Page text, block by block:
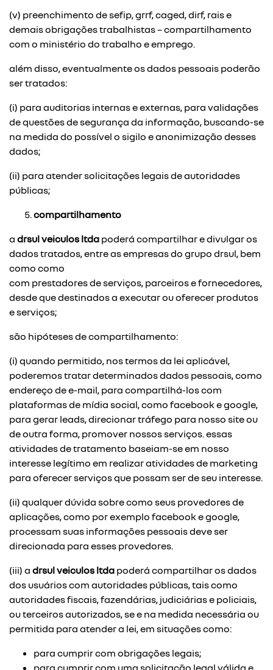
(v) preenchimento de sefip, grrf, caged, dirf, rais e
demais obrigações trabalhistas – compartilhamento
com o ministério do trabalho e emprego.
além disso, eventualmente os dados pessoais poderão
ser tratados:
(i) para auditorias internas e externas, para validações
de questões de segurança da informação, buscando-se
na medida do possível o sigilo e anonimização desses
dados;
(ii) para atender solicitações legais de autoridades
públicas;
compartilhamento
a drsul veiculos ltda poderá compartilhar e divulgar os
dados tratados, entre as empresas do grupo drsul, bem
como como
com prestadores de serviços, parceiros e fornecedores,
desde que destinados a executar ou oferecer produtos
e serviços;
são hipóteses de compartilhamento:
(i) quando permitido, nos termos da lei aplicável,
poderemos tratar determinados dados pessoais, como
endereço de e-mail, para compartilhá-los com
plataformas de mídia social, como facebook e google,
para gerar leads, direcionar tráfego para nosso site ou
de outra forma, promover nossos serviços. essas
atividades de tratamento baseiam-se em nosso
interesse legítimo em realizar atividades de marketing
para oferecer serviços que possam ser de seu interesse.
(ii) qualquer dúvida sobre como seus provedores de
aplicações, como por exemplo facebook e google,
processam suas informações pessoais deve ser
direcionada para esses provedores.
(iii) a drsul veiculos ltda poderá compartilhar os dados
dos usuários com autoridades públicas, tais como
autoridades fiscais, fazendárias, judiciárias e policiais,
ou terceiros autorizados, se e na medida necessária ou
permitida para atender a lei, em situações como:
para cumprir com obrigações legais;
para cumprir com uma solicitação legal válida e